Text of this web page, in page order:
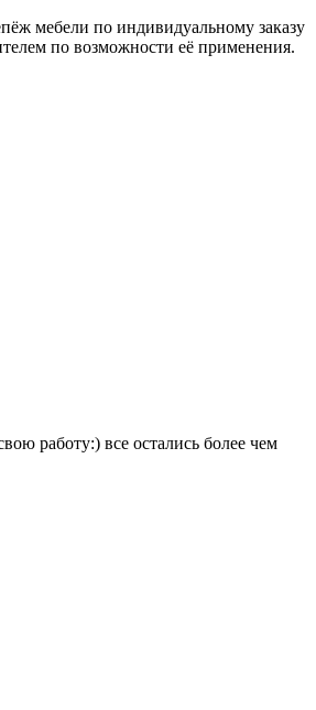
мебели по индивидуальному заказу
по возможности её применения.
работу:) все остались более чем